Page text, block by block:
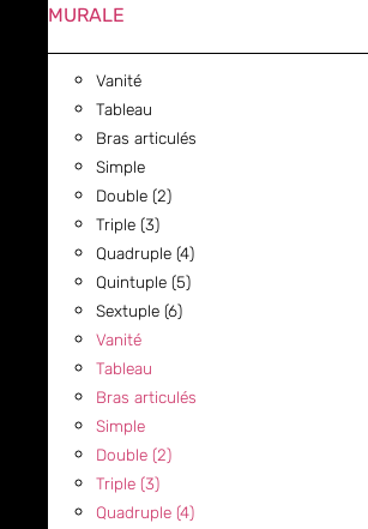
MURALE
Vanité
Tableau
Bras articulés
Simple
Double (2)
Triple (3)
Quadruple (4)
Quintuple (5)
Sextuple (6)
Vanité
Tableau
Bras articulés
Simple
Double (2)
Triple (3)
Quadruple (4)